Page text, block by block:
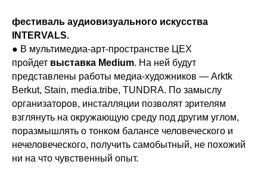
фестиваль аудиовизуального искусства
INTERVALS.
● В мультимедиа-арт-пространстве ЦЕХ
пройдет выставка Medium. На ней будут
представлены работы медиа-художников — Arktk
Berkut, Stain, media.tribe, TUNDRA. По замыслу
организаторов, инсталляции позволят зрителям
взглянуть на окружающую среду под другим углом,
поразмышлять о тонком балансе человеческого и
нечеловеческого, получить самобытный, не похожий
ни на что чувственный опыт.